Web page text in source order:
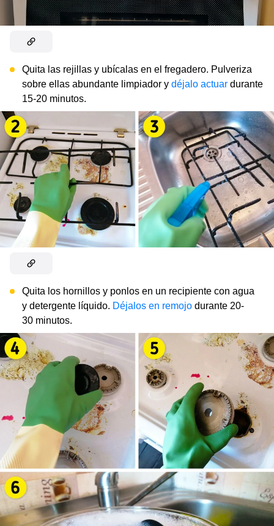
Quita las rejillas y ubícalas en el fregadero. Pulveriza
sobre ellas abundante limpiador y déjalo actuar durante
15-20 minutos.
Quita los hornillos y ponlos en un recipiente con agua
y detergente líquido. Déjalos en remojo durante 20-
30 minutos.